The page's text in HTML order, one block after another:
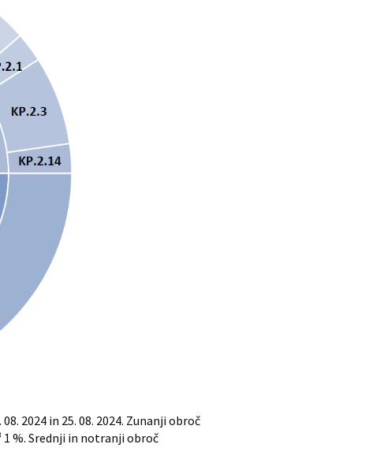
2024 in 25. 08. 2024. Zunanji obroč
%. Srednji in notranji obroč